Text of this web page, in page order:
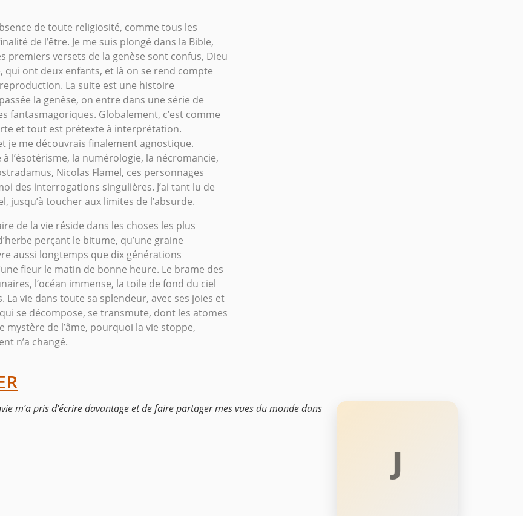
de toute religiosité, comme tous les
de l’être. Je me suis plongé dans la Bible,
premiers versets de la genèse sont confus, Dieu
qui ont deux enfants, et là on se rend compte
La suite est une histoire
la genèse, on entre dans une série de
fantasmagoriques. Globalement, c’est comme
et tout est prétexte à interprétation.
je me découvrais finalement agnostique.
l’ésotérisme, la numérologie, la nécromancie,
Nicolas Flamel, ces personnages
des interrogations singulières. J’ai tant lu de
jusqu’à toucher aux limites de l’absurde.
de la vie réside dans les choses les plus
perçant le bitume, qu’une graine
aussi longtemps que dix générations
fleur le matin de bonne heure. Le brame des
l’océan immense, la toile de fond du ciel
La vie dans toute sa splendeur, avec ses joies et
se décompose, se transmute, dont les atomes
de l’âme, pourquoi la vie stoppe,
n’a changé.
m’a pris d’écrire davantage et de faire partager mes vues du monde dans
J